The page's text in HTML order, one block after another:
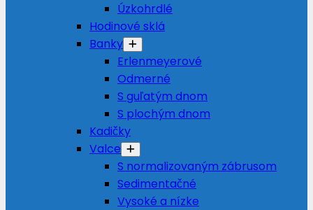
Úzkohrdlé
Hodinové sklá
Banky
Erlenmeyerové
Odmerné
S guľatým dnom
S plochým dnom
Kadičky
Valce
S normalizovaným zábrusom
Sedimentačné
Vysoké a nízke